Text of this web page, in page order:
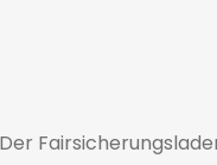
Der